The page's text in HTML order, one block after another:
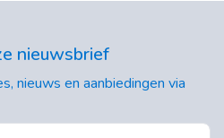
nieuwsbrief
nieuws en aanbiedingen via